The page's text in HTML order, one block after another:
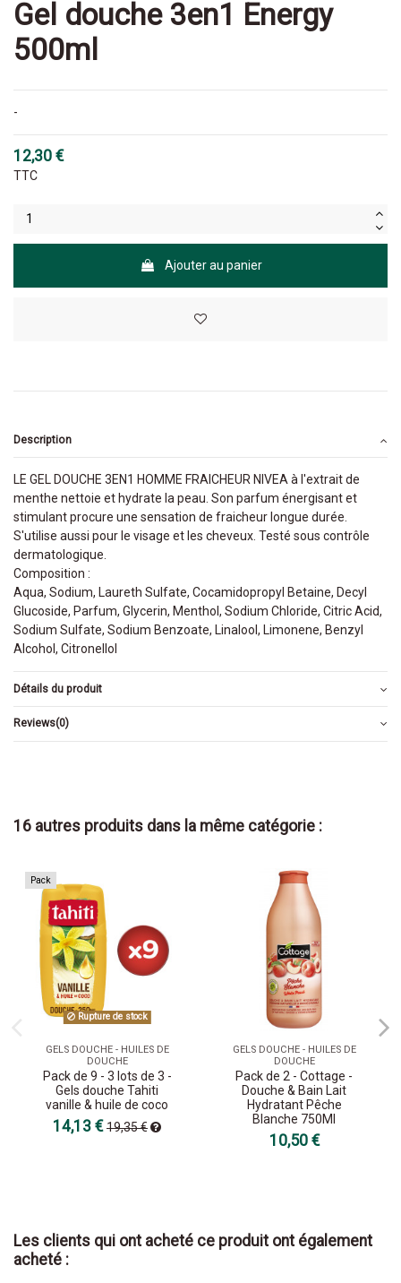
Gel douche 3en1 Energy
500ml
-
12,30 €
TTC
Ajouter au panier
Description
LE GEL DOUCHE 3EN1 HOMME FRAICHEUR NIVEA à l'extrait de
menthe nettoie et hydrate la peau. Son parfum énergisant et
stimulant procure une sensation de fraicheur longue durée.
S'utilise aussi pour le visage et les cheveux. Testé sous contrôle
dermatologique.
Composition :
Aqua, Sodium, Laureth Sulfate, Cocamidopropyl Betaine, Decyl
Glucoside, Parfum, Glycerin, Menthol, Sodium Chloride, Citric Acid,
Sodium Sulfate, Sodium Benzoate, Linalool, Limonene, Benzyl
Alcohol, Citronellol
Détails du produit
Reviews(0)
16 autres produits dans la même catégorie :
Pack
Rupture de stock
GELS DOUCHE - HUILES DE
DOUCHE
Pack de 9 - 3 lots de 3 -
Gels douche Tahiti
vanille & huile de coco
14,13 €19,35 €
GELS DOUCHE - HUILES DE
DOUCHE
Pack de 2 - Cottage -
Douche & Bain Lait
Hydratant Pêche
Blanche 750Ml
10,50 €
Les clients qui ont acheté ce produit ont également
acheté :